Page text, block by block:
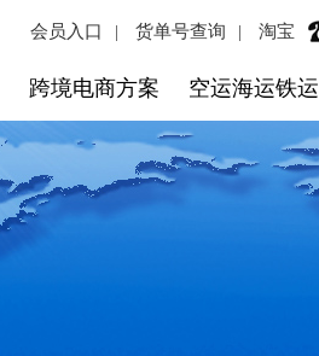
会员入口 货单号查询 淘宝
跨境电商方案 空运海运铁运